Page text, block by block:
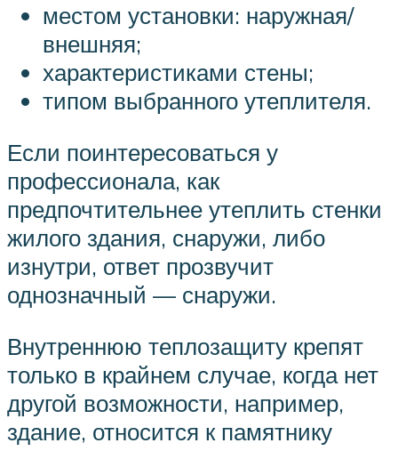
местом установки: наружная/
внешняя;
характеристиками стены;
типом выбранного утеплителя.
Если поинтересоваться у
профессионала, как
предпочтительнее утеплить стенки
жилого здания, снаружи, либо
изнутри, ответ прозвучит
однозначный — снаружи.
Внутреннюю теплозащиту крепят
только в крайнем случае, когда нет
другой возможности, например,
здание, относится к памятнику